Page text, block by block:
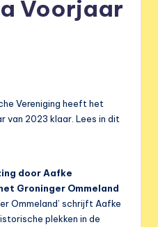
Voorjaar
Vereniging heeft het
van 2023 klaar. Lees in dit
door Aafke
Groninger Ommeland
Ommeland’ schrijft Aafke
plekken in de